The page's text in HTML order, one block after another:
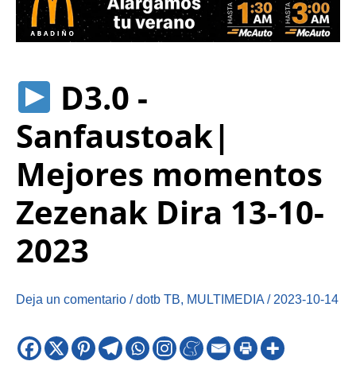
D3.0 -
Sanfaustoak|
Mejores momentos
Zezenak Dira 13-10-
2023
Deja un comentario /dotb TB, MULTIMEDIA / 2023-10-14